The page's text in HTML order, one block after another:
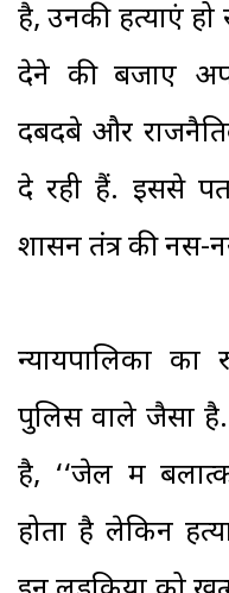
है, उनकी हत्याएं
देने की बजाए
दबदबे और
दे रही हैं. इससे
शासन तंत्र की नस-
न्यायपालिका
पुलिस वाले जैसा
है, ‘‘जेल में
होता है लेकिन